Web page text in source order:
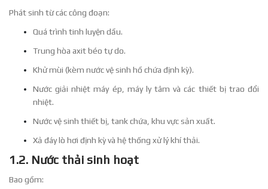
Phát sinh từ các công đoạn:
Quá trình tinh luyện dầu.
Trung hòa axit béo tự do.
Khử mùi (kèm nước vệ sinh hồ chứa định kỳ).
Nước giải nhiệt máy ép, máy ly tâm và các thiết bị trao đổi
nhiệt.
Nước vệ sinh thiết bị, tank chứa, khu vực sản xuất.
Xả đáy lò hơi định kỳ và hệ thống xử lý khí thải.
1.2. Nước thải sinh hoạt
Bao gồm: